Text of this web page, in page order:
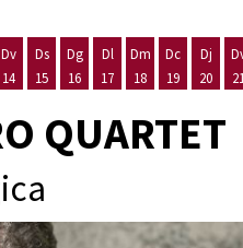
Dv
14
Ds
15
Dg
16
Dl
17
Dm
18
Dc
19
Dj
20
QUARTET